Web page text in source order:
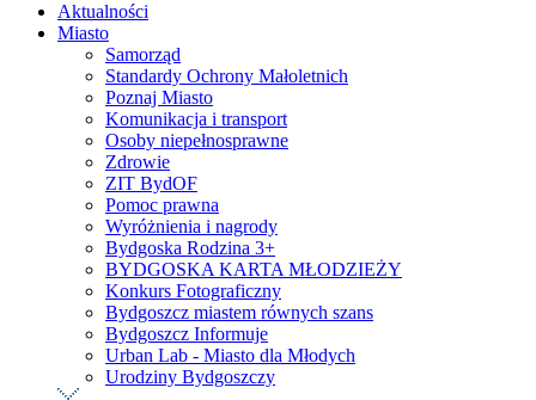
Aktualności
Miasto
Samorząd
Standardy Ochrony Małoletnich
Poznaj Miasto
Komunikacja i transport
Osoby niepełnosprawne
Zdrowie
ZIT BydOF
Pomoc prawna
Wyróżnienia i nagrody
Bydgoska Rodzina 3+
BYDGOSKA KARTA MŁODZIEŻY
Konkurs Fotograficzny
Bydgoszcz miastem równych szans
Bydgoszcz Informuje
Urban Lab - Miasto dla Młodych
Urodziny Bydgoszczy